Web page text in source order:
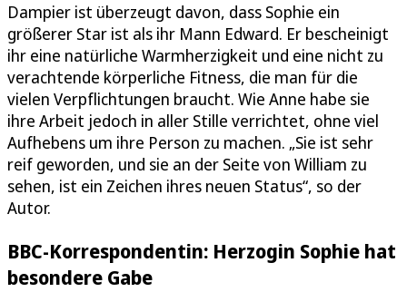
Dampier ist überzeugt davon, dass Sophie ein
größerer Star ist als ihr Mann Edward. Er bescheinigt
ihr eine natürliche Warmherzigkeit und eine nicht zu
verachtende körperliche Fitness, die man für die
vielen Verpflichtungen braucht. Wie Anne habe sie
ihre Arbeit jedoch in aller Stille verrichtet, ohne viel
Aufhebens um ihre Person zu machen. „Sie ist sehr
reif geworden, und sie an der Seite von William zu
sehen, ist ein Zeichen ihres neuen Status“, so der
Autor.
BBC-Korrespondentin: Herzogin Sophie hat
besondere Gabe